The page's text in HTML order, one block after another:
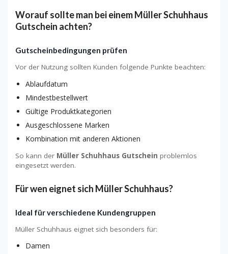
Worauf sollte man bei einem Müller Schuhhaus
Gutschein achten?
Gutscheinbedingungen prüfen
Vor der Nutzung sollten Kunden folgende Punkte beachten:
Ablaufdatum
Mindestbestellwert
Gültige Produktkategorien
Ausgeschlossene Marken
Kombination mit anderen Aktionen
So kann der Müller Schuhhaus Gutschein problemlos
eingesetzt werden.
Für wen eignet sich Müller Schuhhaus?
Ideal für verschiedene Kundengruppen
Müller Schuhhaus eignet sich besonders für:
Damen